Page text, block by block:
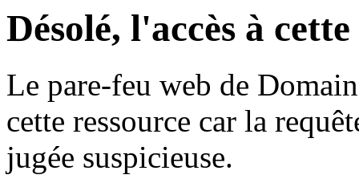
Désolé, l'accès à
Le pare-feu web de
cette ressource car la
jugée suspicieuse.